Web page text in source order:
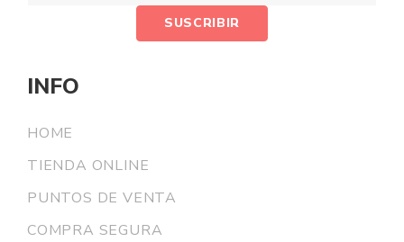
INFO
HOME
TIENDA ONLINE
PUNTOS DE VENTA
COMPRA SEGURA